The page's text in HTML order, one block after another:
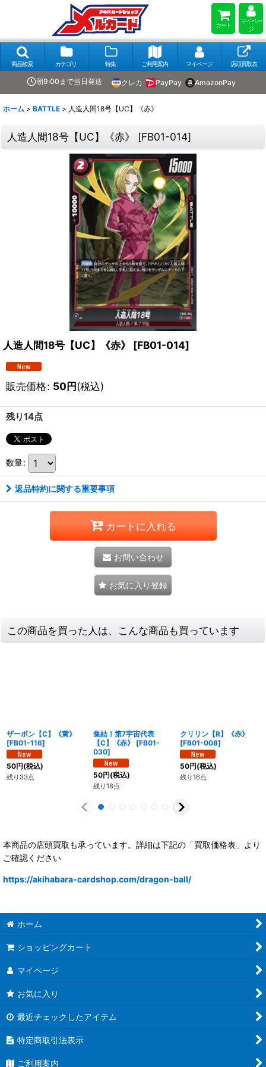
カート
マイペー
ジ
商品検索 カテゴリ 特集 ご利用案内 マイページ 店頭買取表
朝9:00まで当日発送 クレカ PayPay AmazonPay
ホーム > BATTLE > 人造人間18号【UC】《赤》
人造人間18号【UC】《赤》 [FB01-014]
人造人間18号【UC】《赤》 [FB01-014]
販売価格: 50円(税込)
残り14点
数量:
返品特約に関する重要事項
カートに入れる
お問い合わせ
お気に入り登録
この商品を買った人は、こんな商品も買っています
ザーボン【C】《黄》
[FB01-116]
50円(税込)
残り33点
集結！第7宇宙代表
【C】《赤》
[FB01-
030]
50円(税込)
残り18点
クリリン【R】《赤》
[FB01-008]
50円(税込)
残り16点
本商品の店頭買取も承っています。詳細は下記の「買取価格表」より
ご確認ください
https://akihabara-cardshop.com/dragon-ball/
ホーム
ショッピングカート
マイページ
お気に入り
最近チェックしたアイテム
特定商取引法表示
ご利用案内